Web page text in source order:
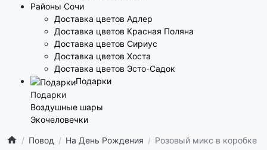
Районы Сочи
Доставка цветов Адлер
Доставка цветов Красная Поляна
Доставка цветов Сириус
Доставка цветов Хоста
Доставка цветов Эсто-Садок
Подарки
Подарки
Воздушные шары
Экочеловечки
Повод На День Рождения Розовый микс в коробке